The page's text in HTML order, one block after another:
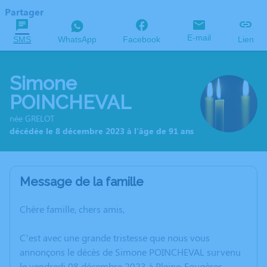
Partager
SMS WhatsApp Facebook E-mail Lien
Simone
POINCHEVAL
née GRELOT
décédée le 8 décembre 2023 à l'âge de 91 ans
Message de la famille
Chère famille, chers amis,
C’est avec une grande tristesse que nous vous
annonçons le décès de Simone POINCHEVAL survenu